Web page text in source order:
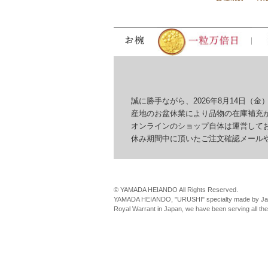
誠に勝手ながら、2026年8月14日（金）
産地のお盆休業により品物の在庫補充が
オンラインのショップ自体は運営して
休み期間中に頂いたご注文確認メール
© YAMADA HEIANDO All Rights Reserved.
YAMADA HEIANDO, "URUSHI" specialty made by
Royal Warrant in Japan, we have been serving all